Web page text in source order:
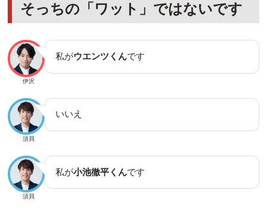
そっちの「ワット」ではないです
伊沢
私がウエンツくんです
須貝
いいえ
須貝
私が小池徹平くんです